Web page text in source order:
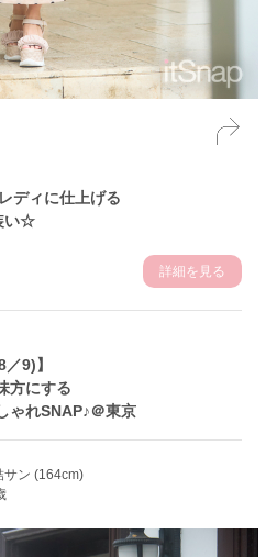
ディに仕上げる
い☆
詳細を見る
9)】
方にする
ゃれSNAP♪＠東京
サン (164cm)